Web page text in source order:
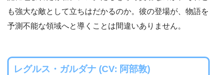
も強大な敵として立ちはだかるのか。彼の登場が、物語を
予測不能な領域へと導くことは間違いありません。
レグルス・ガルダナ (CV: 阿部敦)